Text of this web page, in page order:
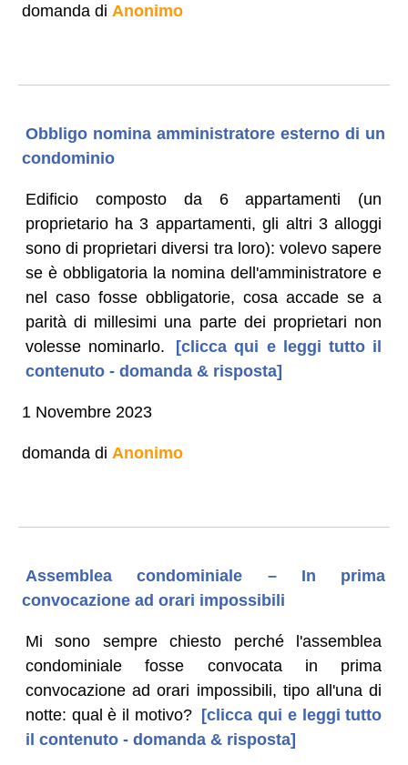
domanda di Anonimo
Obbligo nomina amministratore esterno di un
condominio
Edificio composto da 6 appartamenti (un
proprietario ha 3 appartamenti, gli altri 3 alloggi
sono di proprietari diversi tra loro): volevo sapere
se è obbligatoria la nomina dell'amministratore e
nel caso fosse obbligatorie, cosa accade se a
parità di millesimi una parte dei proprietari non
volesse nominarlo.
[clicca qui e leggi tutto il
contenuto - domanda & risposta]
1 Novembre 2023
domanda di Anonimo
Assemblea condominiale – In prima
convocazione ad orari impossibili
Mi sono sempre chiesto perché l'assemblea
condominiale fosse convocata in prima
convocazione ad orari impossibili, tipo all'una di
notte: qual è il motivo? [clicca qui e leggi tutto
il contenuto - domanda & risposta]